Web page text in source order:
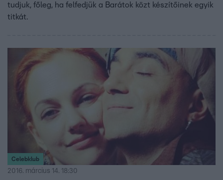
tudjuk, főleg, ha felfedjük a Barátok közt készítőinek egyik
titkát.
Celebklub
2016. március 14. 18:30